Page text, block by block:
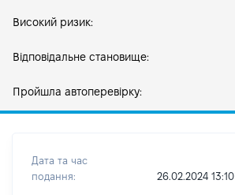
Високий ризик:
Відповідальне становище:
Пройшла автоперевірку:
Дата та час
подання:
26.02.2024 13:10